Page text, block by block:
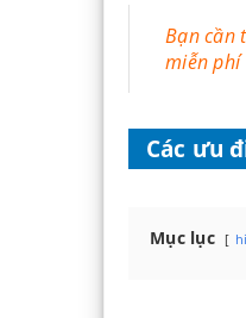
Bạn cần
miễn phí
Các ưu
Mục lục